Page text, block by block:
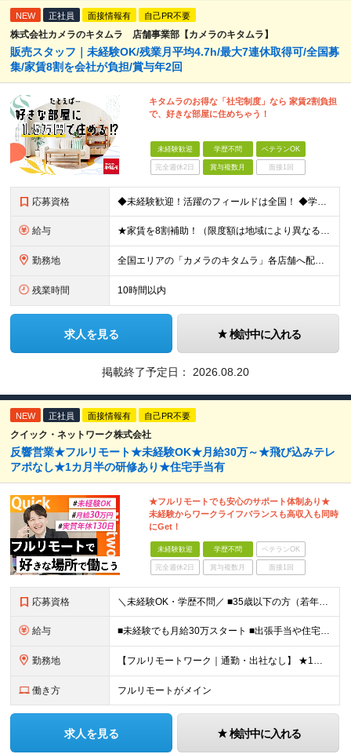
NEW 正社員 面接情報有 自己PR不要
株式会社カメラのキタムラ 店舗事業部【カメラのキタムラ】
販売スタッフ｜未経験OK/残業月平均4.7h/最大7連休取得可/全国募
集/家賃8割を会社が負担/賞与年2回
キタムラのお得な「社宅制度」なら 家賃2割負担
で、好きな部屋に住めちゃう！
未経験歓迎 学歴不問 ベテランOK
完全週休2日 賞与複数月 面接1回
応募資格 ◆未経験歓迎！活躍のフィールドは全国！ ◆学歴不問 ◆第二新卒も活躍中 ◆35歳以下の方（若年層の長期キャリア形成を図るため）
給与 ★家賃を8割補助！（限度額は地域により異なる） ※転勤による引っ越しが発生する場合 ＝＝＝＝＝＝＝＝＝＝＝＝＝＝＝＝＝＝＝＝＝＝＝ 例えば、家賃7.5万円なら6万円は会社で負担。 あなたが支払うのは、
勤務地 全国エリアの「カメラのキタムラ」各店舗へ配属となります ※最初の配属先は希望を最大限考慮した上で決定します ▼詳しい勤務地住所は下記URLをご確認ください。 https://sss.kitamur
残業時間 10時間以内
求人を見る 検討中に入れる
掲載終了予定日： 2026.08.20
NEW 正社員 面接情報有 自己PR不要
クイック・ネットワーク株式会社
反響営業★フルリモート★未経験OK★月給30万～★飛び込みテレ
アポなし★1カ月半の研修あり★住宅手当有
★フルリモートでも安心のサポート体制あり★
未経験からワークライフバランスも高収入も同時
にGet！
未経験歓迎 学歴不問 ベテランOK
完全週休2日 賞与複数月 面接1回
応募資格 ＼未経験OK・学歴不問／ ■35歳以下の方（若年層の長期キャリア形成のため） ■第二新卒OK ■普通自動車免許（AT）をお持ちの方 ▼▽こんな方はぜひご応募ください！▽▼ 「車の運転が好き！」 「地
給与 ■未経験でも月給30万スタート ■出張手当や住宅手当あり 【東京都・神奈川県】 月給35万円～60万円＋インセンティブ＋賞与＋諸手当 上記月給は、月42時間分の固定残業代（月8万3900円以上）を含
勤務地 【フルリモートワーク｜通勤・出社なし】 ★1人1台社用車貸与 ★転勤なし ★直帰直行OK 【本社】 兵庫県神戸市中央区明石町44 神戸御幸ビル4F ★☆積極採用中☆★ ◆北海道・東北：札幌／福島／
働き方 フルリモートがメイン
求人を見る 検討中に入れる